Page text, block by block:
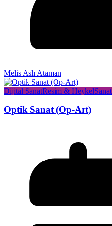
Melis Aslı Ataman
Dijital SanatResim & HeykelSanat
Optik Sanat (Op-Art)